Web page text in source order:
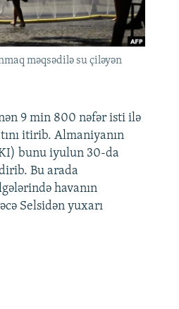
məqsədilə su çiləyən
9 min 800 nəfər isti ilə
itirib. Almaniyanın
bunu iyulun 30-da
Bu arada
havanın
Selsidən yuxarı